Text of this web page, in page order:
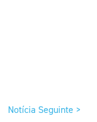
Notícia Seguinte >